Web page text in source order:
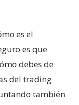
es el
es que
debes de
del trading
también